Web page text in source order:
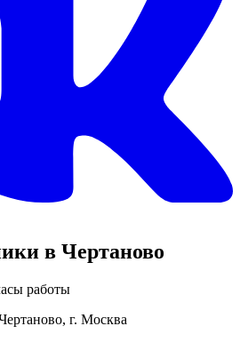
в Чертаново
работы
г. Москва